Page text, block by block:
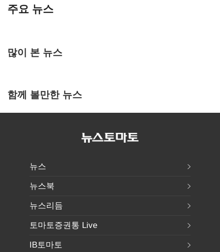
주요 뉴스
많이 본 뉴스
함께 볼만한 뉴스
뉴스
뉴스북
뉴스리듬
토마토증권통 Live
IB토마토